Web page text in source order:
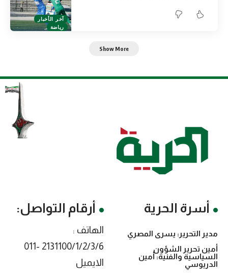
آخر الأخبار
رياضة
Show More
أسرة الحرية
مدير التحرير: يسرى المصري
أمين تحرير الشؤون
السياسية والفنية: أمين
الدريوسي
أرقام التواصل:
الهاتف :
2131100/1/2/3/6 -011
الايميل